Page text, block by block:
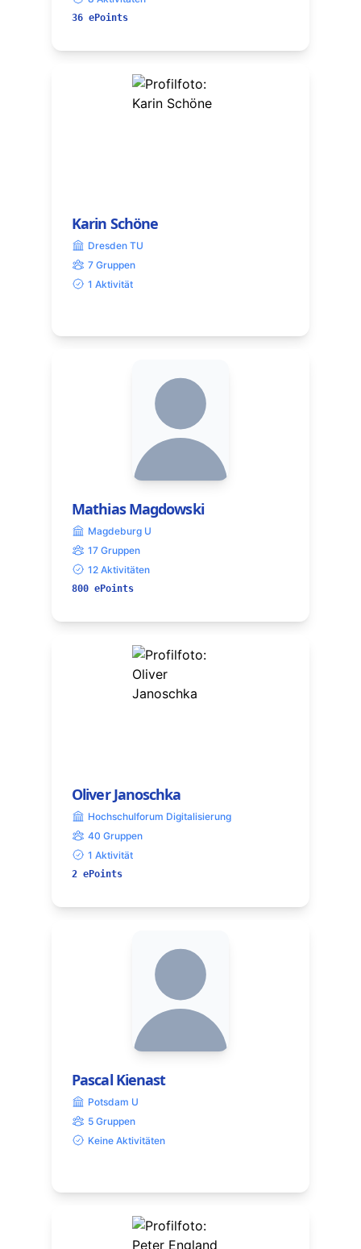
36 ePoints
Karin Schöne
Dresden TU
7 Gruppen
1 Aktivität
Mathias Magdowski
Magdeburg U
17 Gruppen
12 Aktivitäten
800 ePoints
Oliver Janoschka
Hochschulforum Digitalisierung
40 Gruppen
1 Aktivität
2 ePoints
Pascal Kienast
Potsdam U
5 Gruppen
Keine Aktivitäten